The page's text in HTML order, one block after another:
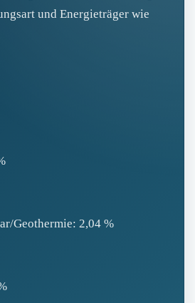
und Energieträger wie
Geothermie: 2,04 %